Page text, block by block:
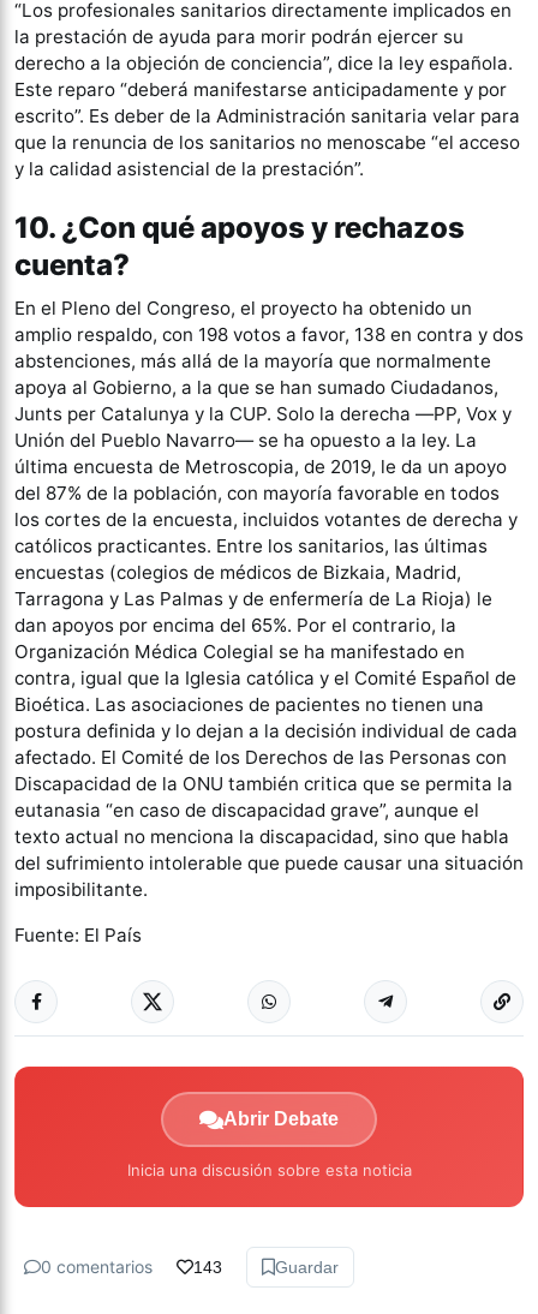
“Los profesionales sanitarios directamente implicados en
la prestación de ayuda para morir podrán ejercer su
derecho a la objeción de conciencia”, dice la ley española.
Este reparo “deberá manifestarse anticipadamente y por
escrito”. Es deber de la Administración sanitaria velar para
que la renuncia de los sanitarios no menoscabe “el acceso
y la calidad asistencial de la prestación”.
10. ¿Con qué apoyos y rechazos
cuenta?
En el Pleno del Congreso, el proyecto ha obtenido un
amplio respaldo, con 198 votos a favor, 138 en contra y dos
abstenciones, más allá de la mayoría que normalmente
apoya al Gobierno, a la que se han sumado Ciudadanos,
Junts per Catalunya y la CUP. Solo la derecha ―PP, Vox y
Unión del Pueblo Navarro― se ha opuesto a la ley. La
última encuesta de Metroscopia, de 2019, le da un apoyo
del 87% de la población, con mayoría favorable en todos
los cortes de la encuesta, incluidos votantes de derecha y
católicos practicantes. Entre los sanitarios, las últimas
encuestas (colegios de médicos de Bizkaia, Madrid,
Tarragona y Las Palmas y de enfermería de La Rioja) le
dan apoyos por encima del 65%. Por el contrario, la
Organización Médica Colegial se ha manifestado en
contra, igual que la Iglesia católica y el Comité Español de
Bioética. Las asociaciones de pacientes no tienen una
postura definida y lo dejan a la decisión individual de cada
afectado. El Comité de los Derechos de las Personas con
Discapacidad de la ONU también critica que se permita la
eutanasia “en caso de discapacidad grave”, aunque el
texto actual no menciona la discapacidad, sino que habla
del sufrimiento intolerable que puede causar una situación
imposibilitante.
Fuente: El País
Abrir Debate
Inicia una discusión sobre esta noticia
0 comentarios 143 Guardar